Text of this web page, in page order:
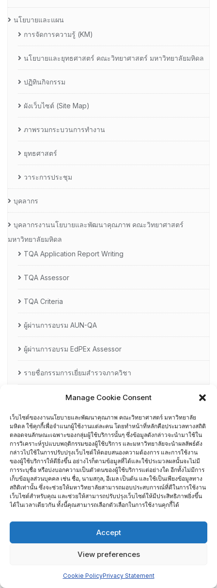
Manage Cookie Consent
เว็บไซต์ของงานนโยบายและพัฒนาคุณภาพ คณะวิทยาศาสตร์ มหาวิทยาลัย
มหิดล ใช้คุกกี้เพื่อจำแนกผู้ใช้งานแต่ละคน โดยทำหน้าที่หลักคือประมวลทางสถิติ
ตลอดจนลักษณะเฉพาะของกลุ่มผู้ใช้บริการนั้นๆ ซึ่งข้อมูลดังกล่าวจะนำมาใช้ใน
การวิเคราะห์รูปแบบพฤติกรรมของผู้ใช้บริการ และมหาวิทยาลัยจะนำผลลัพธ์ดัง
กล่าวไปใช้ในการปรับปรุงเว็บไซต์ให้ตอบสนองความต้องการ และการใช้งาน
ของผู้ใช้บริการให้ดียิ่งขึ้น อย่างไรก็ตามข้อมูลที่ได้และใช้ประมวลผลนั้นจะไม่มี
การระบุชื่อ หรือบ่งบอกความเป็นตัวตนของผู้ใช้บริการแต่อย่างใด อีกทั้งไม่มีการ
เก็บข้อมูลส่วนบุคคล เช่น ชื่อ, นามสกุล, อีเมล เป็นต้น และใช้เป็นเพียงข้อมูลทาง
สถิติเท่านั้น ซึ่งจะช่วยให้มหาวิทยาลัยสามารถมอบประสบการณ์ที่ดีในการใช้งาน
เว็บไซต์สำหรับคุณ และช่วยให้สามารถปรับปรุงเว็บไซต์ให้มีประสิทธิภาพยิ่งขึ้น
ได้ในเวลาเดียวกัน ทั้งนี้คุณสามารถเลือกตัวเลือกในการใช้งานคุกกี้ได้
Accept
View preferences
Cookie PolicyPrivacy Statement
นโยบายและแผน
การจัดการความรู้ (KM)
นโยบายและยุทธศาสตร์ คณะวิทยาศาสตร์ มหาวิทยาลัยมหิดล
ปฏิทินกิจกรรม
ผังเว็บไซต์ (Site Map)
ภาพรวมกระบวนการทำงาน
ยุทธศาสตร์
วาระการประชุม
บุคลากร
บุคลากรงานนโยบายและพัฒนาคุณภาพ คณะวิทยาศาสตร์
มหาวิทยาลัยมหิดล
TQA Application Report Writing
TQA Assessor
TQA Criteria
ผู้ผ่านการอบรม AUN-QA
ผู้ผ่านการอบรม EdPEx Assessor
รายชื่อกรรมการเยี่ยมสำรวจภาควิชา
อื่น ๆ
กรรมการบริหารความเสี่ยง
การอบรมพัฒนาหัวหน้าภาควิชา (HDP)
คณะกรรมการรับเรื่องร้องเรียน
คณะผู้บริหารคณะวิทยาศาสตร์ ที่ผ่านการอบรมด้านพัฒนา
คุณภาพ
คณะผู้บริหารคณะวิทยาศาสตร์ ปี 2558- 2562